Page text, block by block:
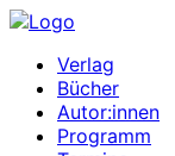
Verlag
Bücher
Autor:innen
Programm